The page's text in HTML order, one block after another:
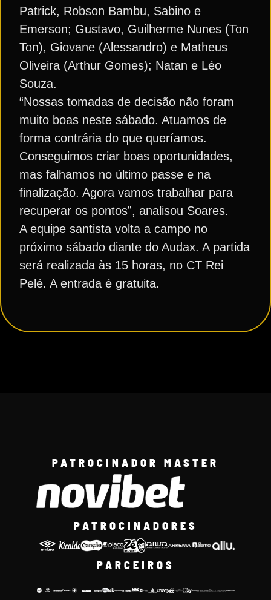
Patrick, Robson Bambu, Sabino e
Emerson; Gustavo, Guilherme Nunes (Ton
Ton), Giovane (Alessandro) e Matheus
Oliveira (Arthur Gomes); Natan e Léo
Souza.
“Nossas tomadas de decisão não foram
muito boas neste sábado. Atuamos de
forma contrária do que queríamos.
Conseguimos criar boas oportunidades,
mas falhamos no último passe e na
finalização. Agora vamos trabalhar para
recuperar os pontos”, analisou Soares.
A equipe santista volta a campo no
próximo sábado diante do Audax. A partida
será realizada às 15 horas, no CT Rei
Pelé. A entrada é gratuita.
PATROCINADOR MASTER
PATROCINADORES
PARCEIROS